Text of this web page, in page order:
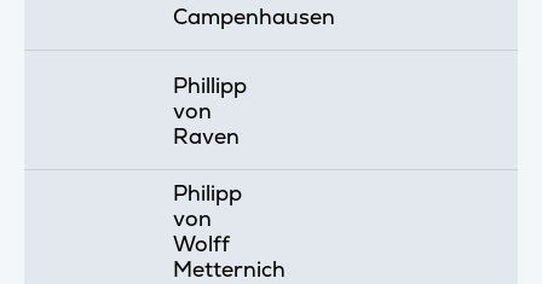
Campenhausen
Phillipp
von
Raven
Philipp
von
Wolff
Metternich